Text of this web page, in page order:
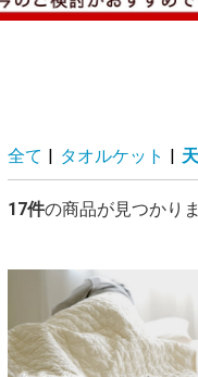
全て タオルケット
17件の商品が見つかり